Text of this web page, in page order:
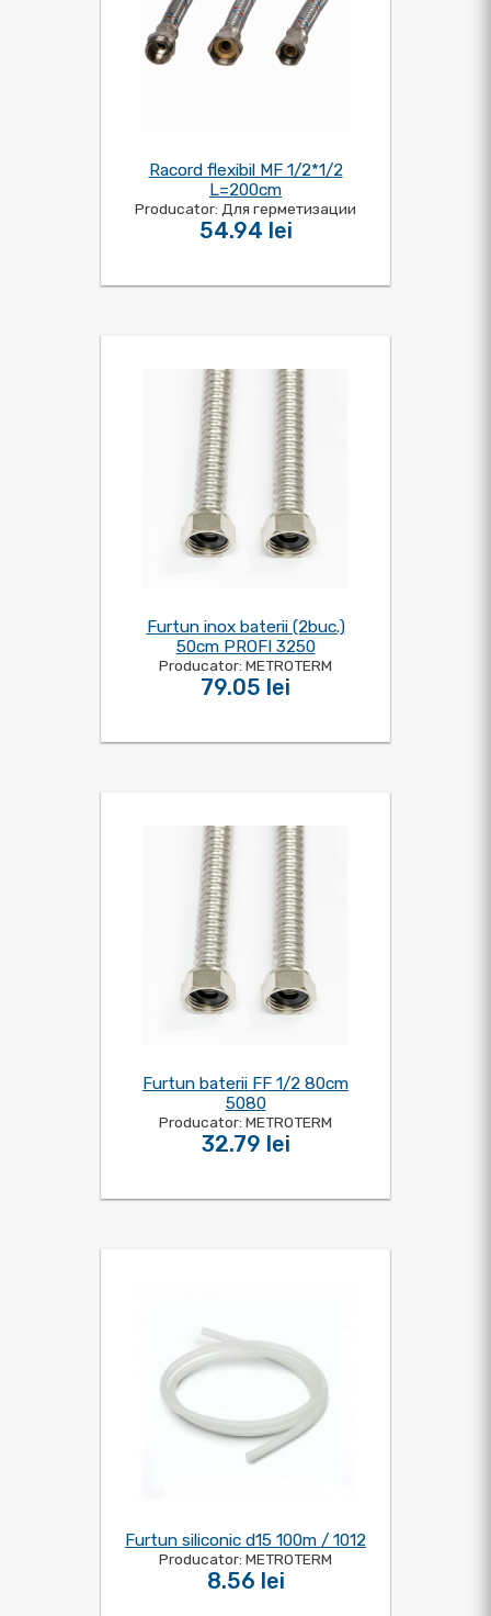
Racord flexibil MF 1/2*1/2
L=200cm
Producator: Для герметизации
54.94 lei
Furtun inox baterii (2buc.)
50cm PROFI 3250
Producator: METROTERM
79.05 lei
Furtun baterii FF 1/2 80cm
5080
Producator: METROTERM
32.79 lei
Furtun siliconic d15 100m / 1012
Producator: METROTERM
8.56 lei